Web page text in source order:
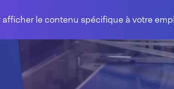
le contenu spécifique à votre